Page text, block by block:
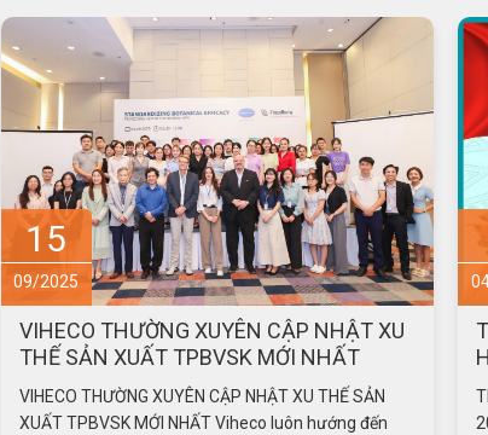
4
04/2025
THÔNG BÁO: LỊCH NGHỈ LỄ GIỖ TỔ
HÙNG VƯƠNG 2025
THÔNG BÁO: LỊCH NGHỈ LỄ GIỖ TỔ HÙNG VƯƠNG
2025 Công ty Cổ phần Dược phẩm Trung Ương